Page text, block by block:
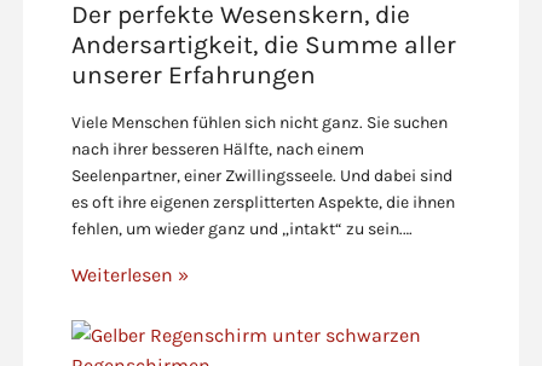
Der perfekte Wesenskern, die
Andersartigkeit, die Summe aller
unserer Erfahrungen
Viele Menschen fühlen sich nicht ganz. Sie suchen
nach ihrer besseren Hälfte, nach einem
Seelenpartner, einer Zwillingsseele. Und dabei sind
es oft ihre eigenen zersplitterten Aspekte, die ihnen
fehlen, um wieder ganz und „intakt“ zu sein.…
Weiterlesen »